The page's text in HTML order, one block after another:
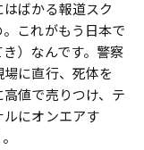
ばかる報道スク
これがもう日本で
）なんです。警察
に直行、死体を
値で売りつけ、テ
ルにオンエアす